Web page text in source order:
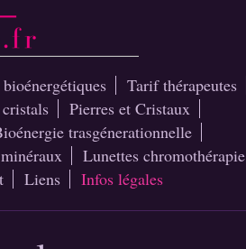
Tarif thérapeutes
Pierres et Cristaux
trasgénerationnelle
Lunettes chromothérapie
Liens Infos légales